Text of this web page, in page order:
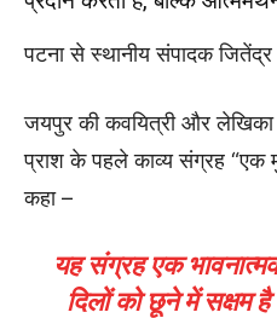
पटना से स्थानीय संपादक जितेंद्र
जयपुर की कवयित्री और
प्राश के पहले काव्य संग्रह “एक
कहा –
यह संग्रह एक
दिलों को छूने में सक्षम